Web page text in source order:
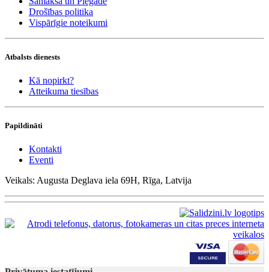
Drošības politika
Vispārīgie noteikumi
Atbalsts dienests
Kā nopirkt?
Atteikuma tiesības
Papildināti
Kontakti
Eventi
Veikals: Augusta Deglava iela 69H, Rīga, Latvija